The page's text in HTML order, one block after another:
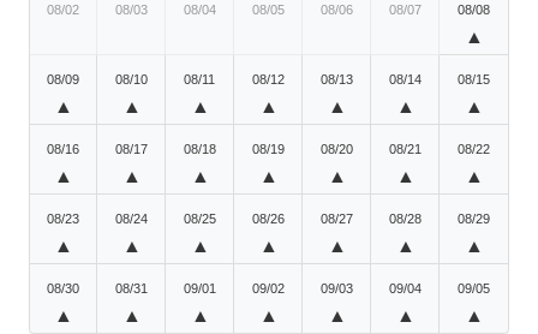
08/02 08/03 08/04 08/05 08/06 08/07 08/08
▲
08/09
▲
08/10
▲
08/11
▲
08/12
▲
08/13
▲
08/14
▲
08/15
▲
08/16
▲
08/17
▲
08/18
▲
08/19
▲
08/20
▲
08/21
▲
08/22
▲
08/23
▲
08/24
▲
08/25
▲
08/26
▲
08/27
▲
08/28
▲
08/29
▲
08/30
▲
08/31
▲
09/01
▲
09/02
▲
09/03
▲
09/04
▲
09/05
▲